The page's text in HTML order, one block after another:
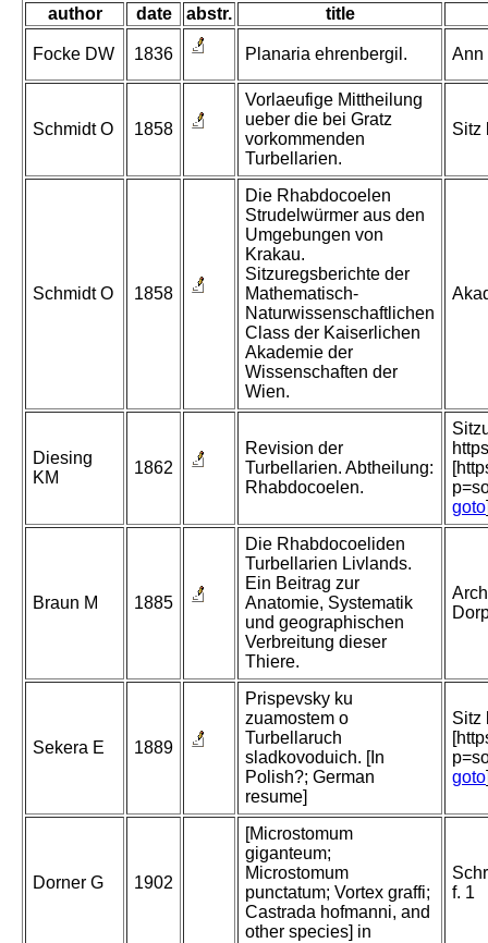
author date abstr. title
Focke DW 1836 Planaria ehrenbergil. Ann
Schmidt O 1858
Vorlaeufige Mittheilung
ueber die bei Gratz
vorkommenden
Turbellarien.
Sitz
Schmidt O 1858
Die Rhabdocoelen
Strudelwürmer aus den
Umgebungen von
Krakau.
Sitzuregsberichte der
Mathematisch-
Naturwissenschaftlichen
Class der Kaiserlichen
Akademie der
Wissenschaften der
Wien.
Diesing
KM
1862
Revision der
Turbellarien. Abtheilung:
Rhabdocoelen.
goto
Braun M 1885
Die Rhabdocoeliden
Turbellarien Livlands.
Ein Beitrag zur
Anatomie, Systematik
und geographischen
Verbreitung dieser
Thiere.
Sekera E 1889
Prispevsky ku
zuamostem o
Turbellaruch
sladkovoduich. [In
Polish?; German
resume]
Sitz
goto
Dorner G 1902
[Microstomum
giganteum;
Microstomum
punctatum; Vortex graffi;
Castrada hofmanni, and
other species] in
f. 1